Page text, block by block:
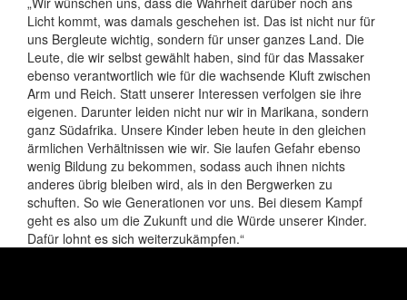
Licht kommt, was damals geschehen ist. Das ist nicht nur für
uns Bergleute wichtig, sondern für unser ganzes Land. Die
Leute, die wir selbst gewählt haben, sind für das Massaker
ebenso verantwortlich wie für die wachsende Kluft zwischen
Arm und Reich. Statt unserer Interessen verfolgen sie ihre
eigenen. Darunter leiden nicht nur wir in Marikana, sondern
ganz Südafrika. Unsere Kinder leben heute in den gleichen
ärmlichen Verhältnissen wie wir. Sie laufen Gefahr ebenso
wenig Bildung zu bekommen, sodass auch ihnen nichts
anderes übrig bleiben wird, als in den Bergwerken zu
schuften. So wie Generationen vor uns. Bei diesem Kampf
geht es also um die Zukunft und die Würde unserer Kinder.
Dafür lohnt es sich weiterzukämpfen.“